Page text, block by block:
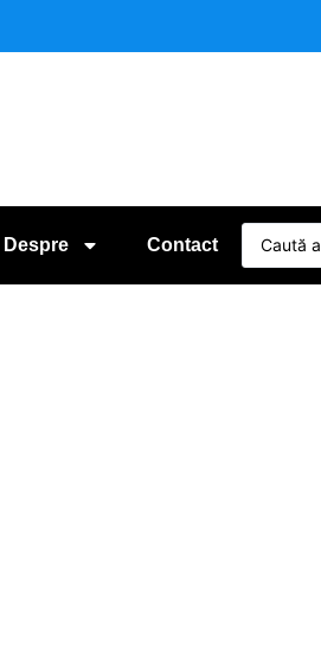
Despre Contact